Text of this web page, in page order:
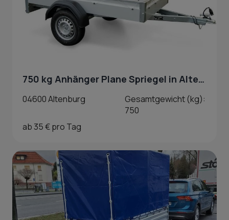
750 kg Anhänger Plane Spriegel in Altenburg
04600 Altenburg
Gesamtgewicht (kg):
750
ab 35 € pro Tag